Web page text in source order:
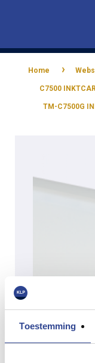
Toestemming
Home ›
C7500
TM-C7500G